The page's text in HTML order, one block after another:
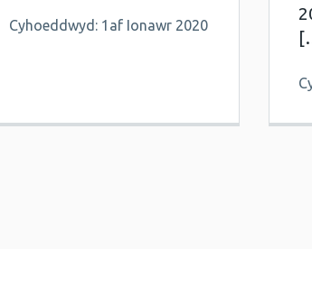
Cyhoeddwyd: 1af Ionawr 2020